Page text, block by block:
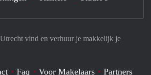
vind en verhuur je makkelijk je
Faq Voor Makelaars
Partners